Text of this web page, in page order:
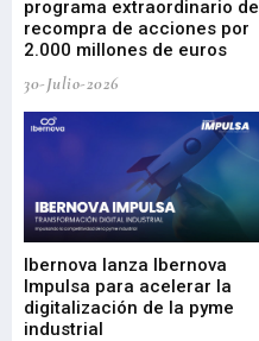
programa extraordinario de
recompra de acciones por
2.000 millones de euros
30-Julio-2026
Ibernova lanza Ibernova
Impulsa para acelerar la
digitalización de la pyme
industrial